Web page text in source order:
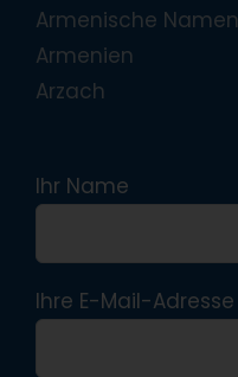
Armenische Namen
Armenien
Arzach
Ihr Name
Ihre E-Mail-Adresse